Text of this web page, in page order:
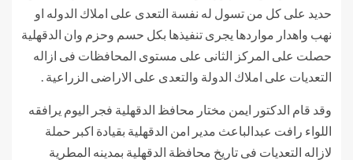
حديد على كل من تسول له نفسة التعدى على املاك الدوله او
نهب واهدار مواردها يجرى تنفيذها بكل حسم وحزم وان الدقهلية
حصلت على المركز الثانى على مستوى المحافظات فى ازاله
التعديات على املاك الدولة والتعدى على الاراضى الزراعية .
وقد قام الدكتور ايمن مختار محافظ الدقهلية فجر اليوم يرافقه
اللواء رافت عبدالباعث مدير امن الدقهلية بقيادة اكبر حملة
لازاله التعديات فى تاريخ محافظة الدقهلية بمدينه المطرية